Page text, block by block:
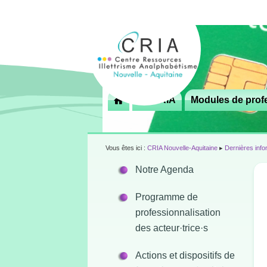
principal Le CRIA Modules de
Vous êtes ici : CRIA Nouvelle-Aquitaine ▸ Dernières
Notre Agenda
Programme de
professionnalisation
des acteur·trice·s
Actions et dispositifs de